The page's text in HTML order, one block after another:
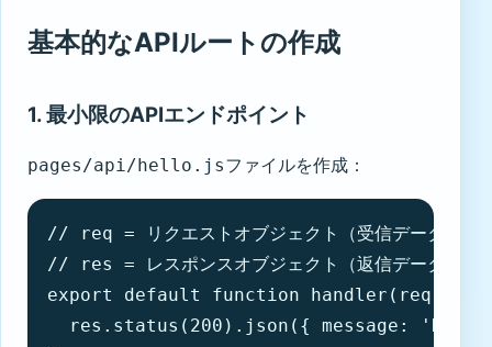
基本的なAPIルートの作成
1. 最小限のAPIエンドポイント
pages/api/hello.jsファイルを作成：
// req = リクエストオブジェクト（受信データ）
// res = レスポンスオブジェクト（返信データ）
export default function handler(req,
res.status(200).json({ message: